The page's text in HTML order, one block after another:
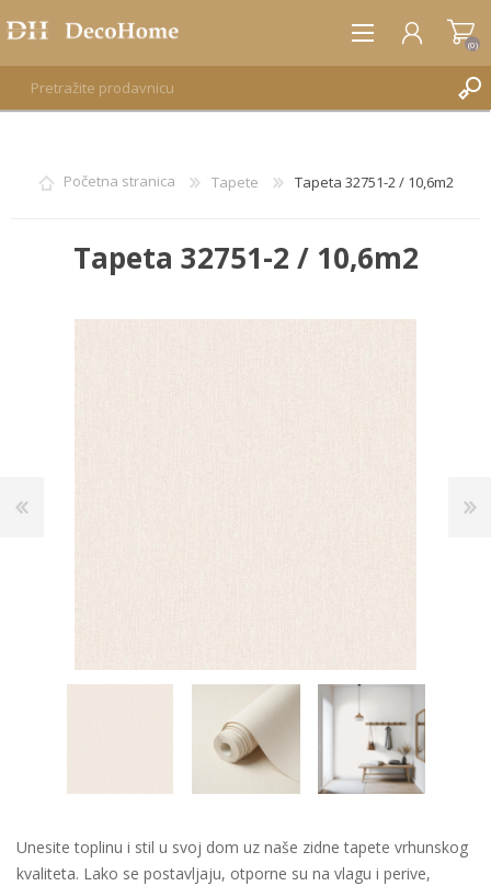
REGISTRUJTE SE
(0)
Početna stranica Tapete Tapeta 32751-2 / 10,6m2
Tapeta 32751-2 / 10,6m2
Unesite toplinu i stil u svoj dom uz naše zidne tapete vrhunskog
kvaliteta. Lako se postavljaju, otporne su na vlagu i perive,